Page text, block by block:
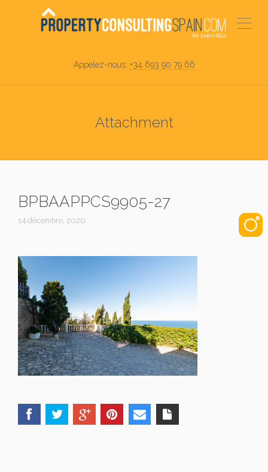
Appelez-nous: +34 693 90 79 66
Attachment
BPBAAPPCS9905-27
14 décembre, 2020